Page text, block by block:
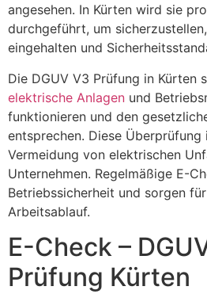
angesehen. In Kürten wird sie
durchgeführt, um
eingehalten und
Die DGUV V3 Prüfung in Kürten
elektrische Anlagen und
funktionieren und den
entsprechen. Diese
Vermeidung von elektrischen
Unternehmen. Regelmäßige E-
Betriebssicherheit und sorgen
Arbeitsablauf.
E-Check –
Prüfung Kürten⁠